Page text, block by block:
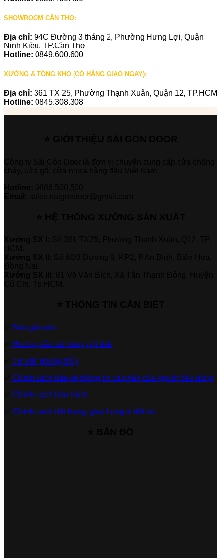
SHOWROOM CẦN THƠ:
Địa chỉ: 94C Đường 3 tháng 2, Phường Hưng Lợi, Quận
Ninh Kiều, TP.Cần Thơ
Hotline: 0849.600.600
XƯỞNG & TỔNG KHO (CÓ HÀNG GIAO NGAY):
Địa chỉ: 361 TX 25, Phường Thạnh Xuân, Quận 12, TP.HCM
Hotline: 0845.308.308
Báo giá cửa
Hướng dẫn sử dụng nội thất
Tư vấn phong thủy
Chính sách bảo vệ thông tin cá nhân của người tiêu dùng
Chính sách bảo hành
Chính sách đặt hàng, giao hàng & đổi trả